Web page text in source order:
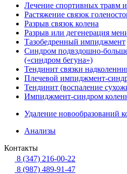
Лечение спортивных травм
Растяжение связок
Разрыв связок колена
Разрыв или дегенерация
Тазобедренный импиджмент
Синдром подвздошно-
(«синдром бегуна»)
Тендинит связки
Плечевой импиджмент-
Тендинит (воспаление
Импиджмент-синдром
Удаление новообразований
Анализы
Контакты
8 (347) 216-00-22
8 (987) 489-91-47